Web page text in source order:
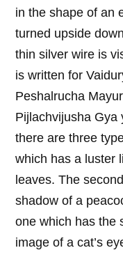
in the shape of an
turned upside
thin silver wire is
is written for
Peshalrucha
Pijlachvijusha
there are three
which has a luster
leaves. The
shadow of a
one which has the
image of a cat’s